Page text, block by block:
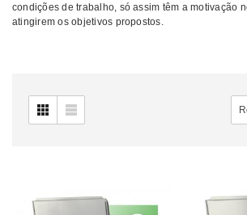
condições de trabalho, só assim têm a motivação
atingirem os objetivos propostos.